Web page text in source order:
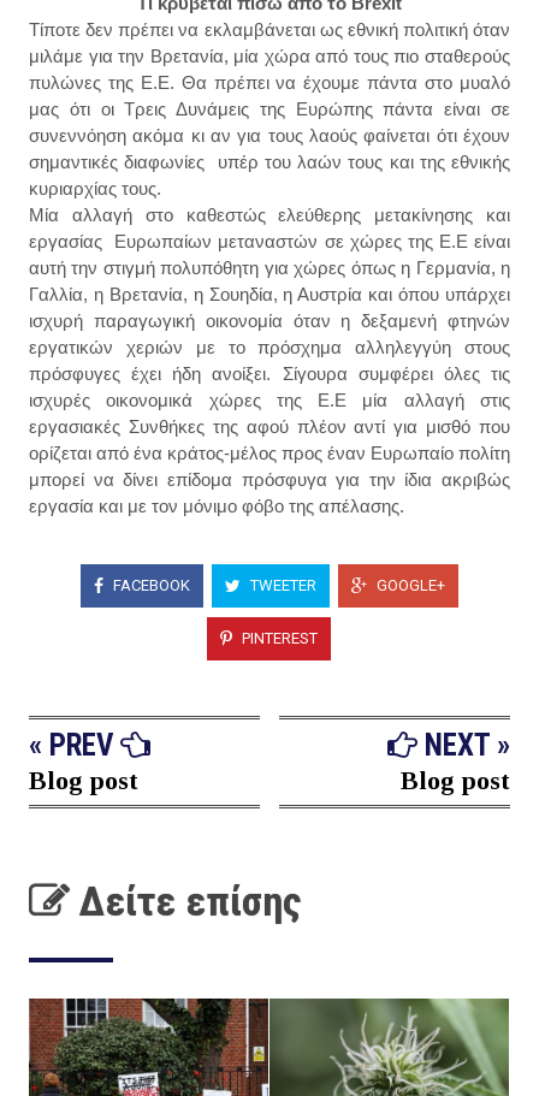
Τίποτε δεν πρέπει να εκλαμβάνεται ως εθνική πολιτική όταν
μιλάμε για την Βρετανία, μία χώρα από τους πιο σταθερούς
πυλώνες της Ε.Ε. Θα πρέπει να έχουμε πάντα στο μυαλό
μας ότι οι Τρεις Δυνάμεις της Ευρώπης πάντα είναι σε
συνεννόηση ακόμα κι αν για τους λαούς φαίνεται ότι έχουν
σημαντικές διαφωνίες υπέρ του λαών τους και της εθνικής
κυριαρχίας τους.
Μία αλλαγή στο καθεστώς ελεύθερης μετακίνησης και
εργασίας Ευρωπαίων μεταναστών σε χώρες της Ε.Ε είναι
αυτή την στιγμή πολυπόθητη για χώρες όπως η Γερμανία, η
Γαλλία, η Βρετανία, η Σουηδία, η Αυστρία και όπου υπάρχει
ισχυρή παραγωγική οικονομία όταν η δεξαμενή φτηνών
εργατικών χεριών με το πρόσχημα αλληλεγγύη στους
πρόσφυγες έχει ήδη ανοίξει. Σίγουρα συμφέρει όλες τις
ισχυρές οικονομικά χώρες της Ε.Ε μία αλλαγή στις
εργασιακές Συνθήκες της αφού πλέον αντί για μισθό που
ορίζεται από ένα κράτος-μέλος προς έναν Ευρωπαίο πολίτη
μπορεί να δίνει επίδομα πρόσφυγα για την ίδια ακριβώς
εργασία και με τον μόνιμο φόβο της απέλασης.
FACEBOOK TWEETER GOOGLE+
PINTEREST
« PREV
Blog post
NEXT »
Blog post
Δείτε επίσης